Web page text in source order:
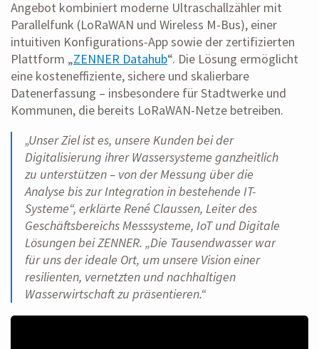
Angebot kombiniert moderne Ultraschallzähler mit
Parallelfunk (LoRaWAN und Wireless M-Bus), einer
intuitiven Konfigurations-App sowie der zertifizierten
Plattform „ZENNER Datahub“. Die Lösung ermöglicht
eine kosteneffiziente, sichere und skalierbare
Datenerfassung – insbesondere für Stadtwerke und
Kommunen, die bereits LoRaWAN-Netze betreiben.
„Unser Ziel ist es, unsere Kunden bei der
Digitalisierung ihrer Wassersysteme ganzheitlich
zu unterstützen – von der Messung über die
Analyse bis zur Integration in bestehende IT-
Systeme“, erklärte René Claussen, Leiter des
Geschäftsbereichs Messsysteme, IoT und Digitale
Lösungen bei ZENNER. „Die Tausendwasser war
für uns der ideale Ort, um unsere Vision einer
resilienten, vernetzten und nachhaltigen
Wasserwirtschaft zu präsentieren.“